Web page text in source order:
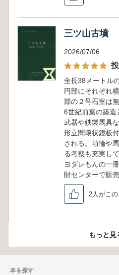
三ツ山古墳
2026/07/06
全長38メートル
円部にそれぞれ
部の２号石室は
6世紀前葉の築造
武器や鉄製馬具
形立聞環状鏡板
される。埴輪や
る考察も充実し
ヨダレもんの一
財センターで販
2人がこ
もっと見
本を探す